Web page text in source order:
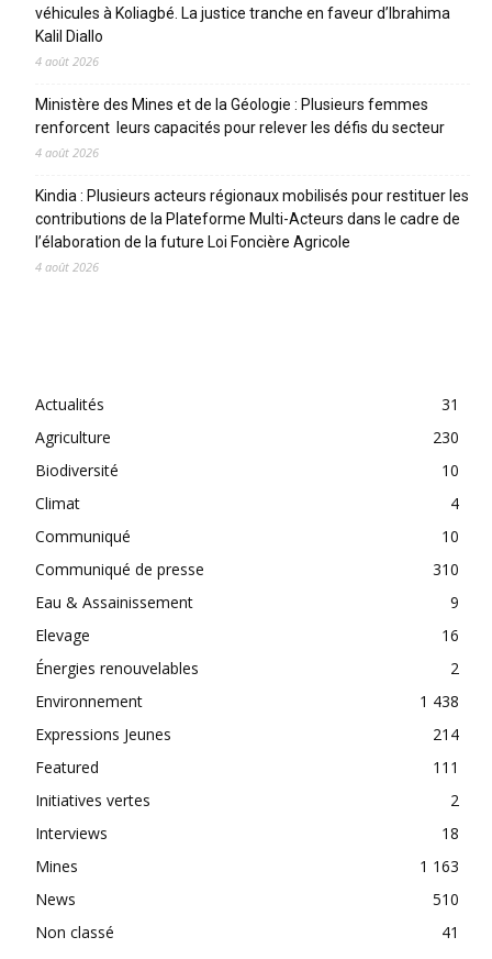
véhicules à Koliagbé. La justice tranche en faveur d’Ibrahima
Kalil Diallo
4 août 2026
Ministère des Mines et de la Géologie : Plusieurs femmes
renforcent leurs capacités pour relever les défis du secteur
4 août 2026
Kindia : Plusieurs acteurs régionaux mobilisés pour restituer les
contributions de la Plateforme Multi-Acteurs dans le cadre de
l’élaboration de la future Loi Foncière Agricole
4 août 2026
Actualités
31
Agriculture
230
Biodiversité
10
Climat
4
Communiqué
10
Communiqué de presse
310
Eau & Assainissement
9
Elevage
16
Énergies renouvelables
2
Environnement
1 438
Expressions Jeunes
214
Featured
111
Initiatives vertes
2
Interviews
18
Mines
1 163
News
510
Non classé
41